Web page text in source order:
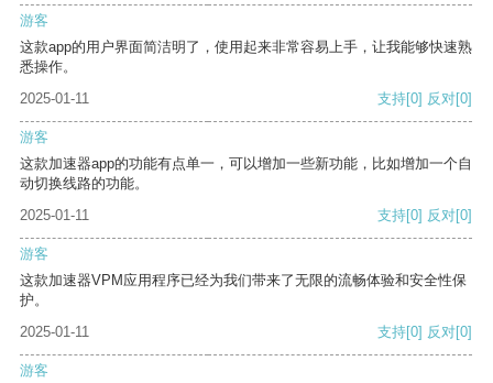
游客
这款app的用户界面简洁明了，使用起来非常容易上手，让我能够快速熟
悉操作。
2025-01-11
支持[0] 反对[0]
游客
这款加速器app的功能有点单一，可以增加一些新功能，比如增加一个自
动切换线路的功能。
2025-01-11
支持[0] 反对[0]
游客
这款加速器VPM应用程序已经为我们带来了无限的流畅体验和安全性保
护。
2025-01-11
支持[0] 反对[0]
游客